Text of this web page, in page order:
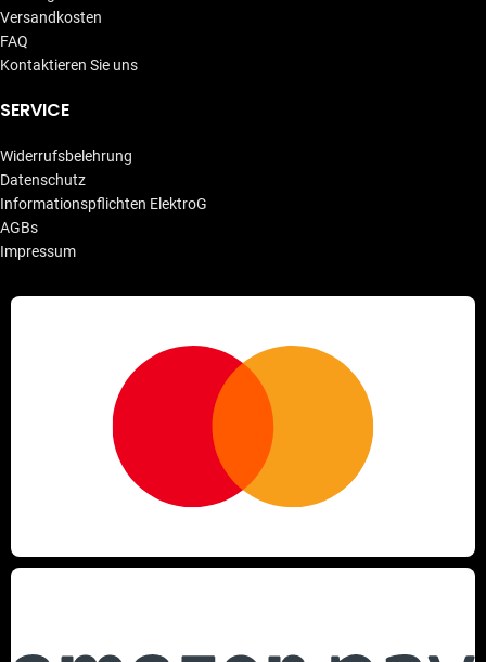
Versandkosten
FAQ
Kontaktieren Sie uns
SERVICE
Widerrufsbelehrung
Datenschutz
Informationspflichten ElektroG
AGBs
Impressum